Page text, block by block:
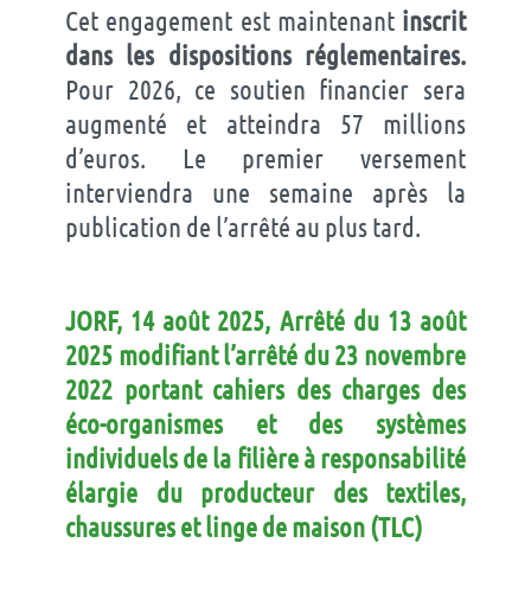
Cet engagement est maintenant inscrit
dans les dispositions réglementaires.
Pour 2026, ce soutien financier sera
augmenté et atteindra 57 millions
d’euros. Le premier versement
interviendra une semaine après la
publication de l’arrêté au plus tard.
JORF, 14 août 2025, Arrêté du 13 août
2025 modifiant l’arrêté du 23 novembre
2022 portant cahiers des charges des
éco-organismes et des systèmes
individuels de la filière à responsabilité
élargie du producteur des textiles,
chaussures et linge de maison (TLC)